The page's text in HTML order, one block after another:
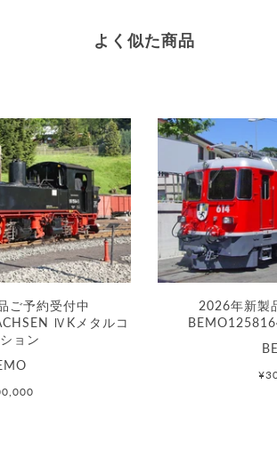
よく似た商品
ご予約受付中
ⅣKメタルコ
ョン
2026年新製